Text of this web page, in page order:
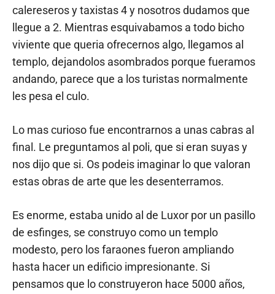
calereseros y taxistas 4 y nosotros dudamos que
llegue a 2. Mientras esquivabamos a todo bicho
viviente que queria ofrecernos algo, llegamos al
templo, dejandolos asombrados porque fueramos
andando, parece que a los turistas normalmente
les pesa el culo.
Lo mas curioso fue encontrarnos a unas cabras al
final. Le preguntamos al poli, que si eran suyas y
nos dijo que si. Os podeis imaginar lo que valoran
estas obras de arte que les desenterramos.
Es enorme, estaba unido al de Luxor por un pasillo
de esfinges, se construyo como un templo
modesto, pero los faraones fueron ampliando
hasta hacer un edificio impresionante. Si
pensamos que lo construyeron hace 5000 años,